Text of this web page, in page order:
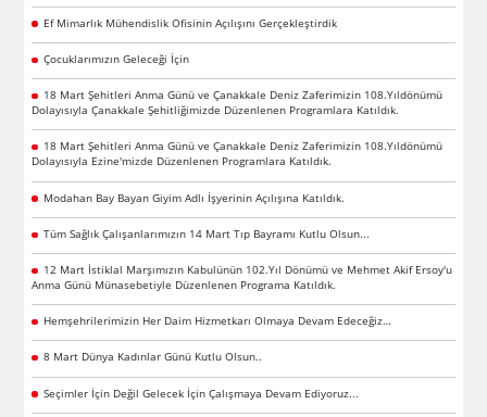
Ef Mimarlık Mühendislik Ofisinin Açılışını Gerçekleştirdik
Çocuklarımızın Geleceği İçin
18 Mart Şehitleri Anma Günü ve Çanakkale Deniz Zaferimizin 108.Yıldönümü
Dolayısıyla Çanakkale Şehitliğimizde Düzenlenen Programlara Katıldık.
18 Mart Şehitleri Anma Günü ve Çanakkale Deniz Zaferimizin 108.Yıldönümü
Dolayısıyla Ezine'mizde Düzenlenen Programlara Katıldık.
Modahan Bay Bayan Giyim Adlı İşyerinin Açılışına Katıldık.
Tüm Sağlık Çalışanlarımızın 14 Mart Tıp Bayramı Kutlu Olsun...
12 Mart İstiklal Marşımızın Kabulünün 102.Yıl Dönümü ve Mehmet Akif Ersoy'u
Anma Günü Münasebetiyle Düzenlenen Programa Katıldık.
Hemşehrilerimizin Her Daim Hizmetkarı Olmaya Devam Edeceğiz…
8 Mart Dünya Kadınlar Günü Kutlu Olsun..
Seçimler İçin Değil Gelecek İçin Çalışmaya Devam Ediyoruz...